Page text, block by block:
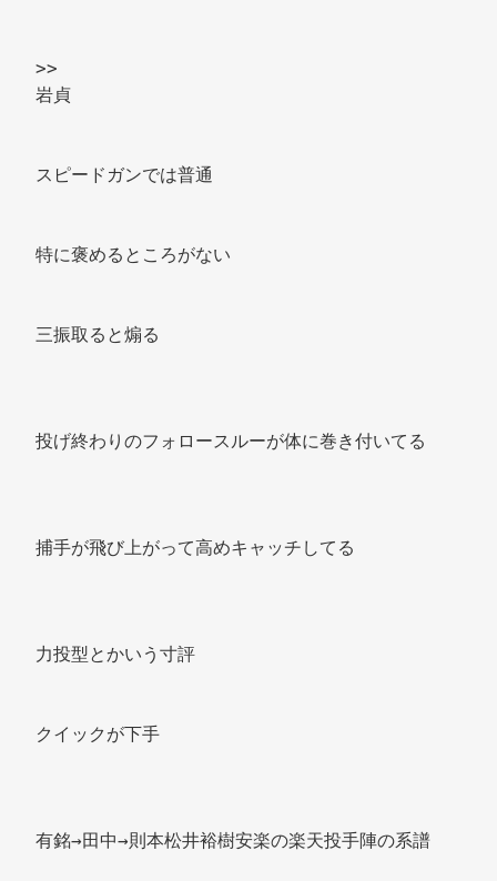
>>
岩貞
スピードガンでは普通
特に褒めるところがない
三振取ると煽る
投げ終わりのフォロースルーが体に巻き付いてる
捕手が飛び上がって高めキャッチしてる
力投型とかいう寸評
クイックが下手
有銘→田中→則本松井裕樹安楽の楽天投手陣の系譜